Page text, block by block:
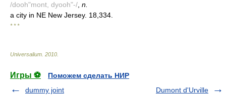
/dooh"mont, dyooh"-/ n.
a city in NE New Jersey. 18,334.
* * *
Universalium 2010
Игры ⚽
Поможем сделать НИР
dummy joint
Dumont d'Urville